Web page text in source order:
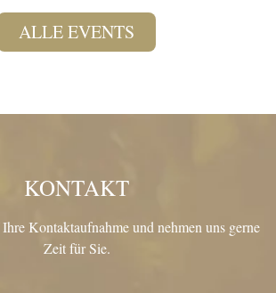
ALLE EVENTS
KONTAKT
Kontaktaufnahme und nehmen uns gerne
Zeit für Sie.